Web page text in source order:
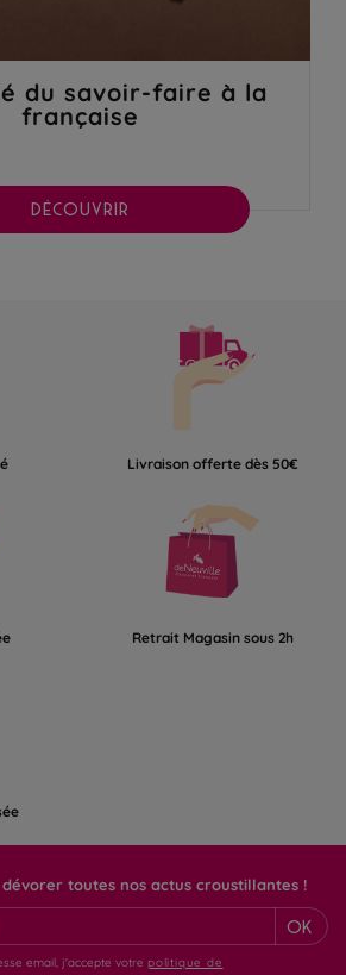
du savoir-faire à la
française
DÉCOUVRIR
Livraison offerte dès 50€
Retrait Magasin sous 2h
toutes nos actus croustillantes !
OK
email, j'accepte votre politique de